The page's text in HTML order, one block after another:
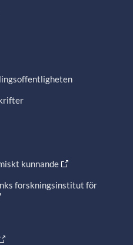
kunnande
forskningsinstitut för